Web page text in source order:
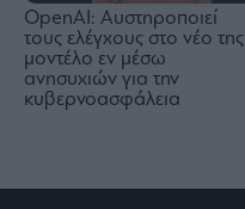
OpenAI: Αυστηροποιεί
τους ελέγχους στο νέο της
μοντέλο εν μέσω
ανησυχιών για την
κυβερνοασφάλεια